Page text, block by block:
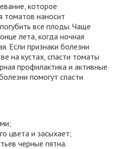
которое
томатов наносит
все плоды. Чаще
лета, когда ночная
Если признаки болезни
на кустах, спасти томаты
профилактика и активные
помогут спасти
цвета и засыхает;
черные пятна.